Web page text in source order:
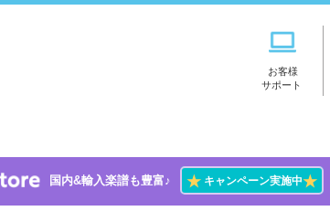
お客様
サポート
国内&輸入楽譜も豊富♪ ★キャンペーン実施中★